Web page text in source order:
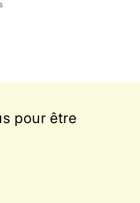
pour être